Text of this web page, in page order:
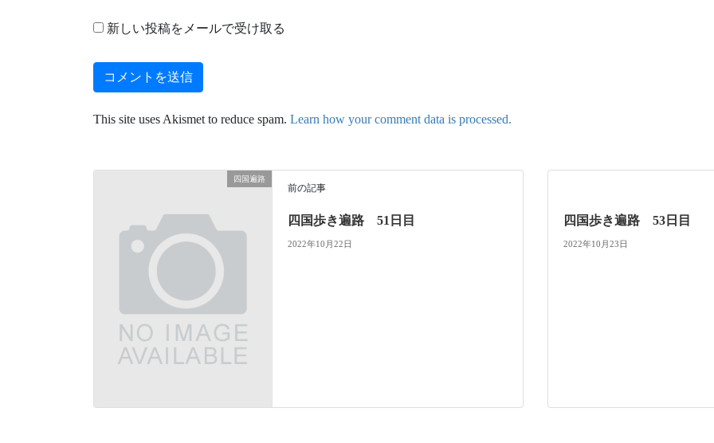
新しい投稿をメールで受け取る
This site uses Akismet to reduce spam. Learn how your comment data is processed.
四国遍路
前の記事
四国歩き遍路 51日目
2022年10月22日
四国歩き遍路 53日目
2022年10月23日